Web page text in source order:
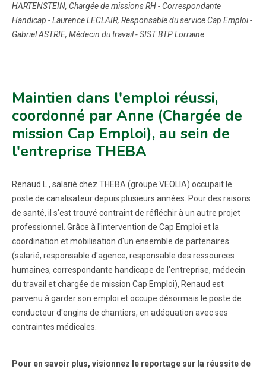
HARTENSTEIN, Chargée de missions RH - Correspondante
Handicap - Laurence LECLAIR, Responsable du service Cap Emploi-
Gabriel ASTRIE, Médecin du travail - SIST BTP Lorraine
Maintien dans l'emploi réussi,
coordonné par Anne (Chargée de
mission Cap Emploi), au sein de
l'entreprise THEBA
Renaud L., salarié chez THEBA (groupe VEOLIA) occupait le
poste de canalisateur depuis plusieurs années. Pour des raisons
de santé, il s'est trouvé contraint de réfléchir à un autre projet
professionnel. Grâce à l'intervention de Cap Emploi et la
coordination et mobilisation d'un ensemble de partenaires
(salarié, responsable d'agence, responsable des ressources
humaines, correspondante handicape de l'entreprise, médecin
du travail et chargée de mission Cap Emploi), Renaud est
parvenu à garder son emploi et occupe désormais le poste de
conducteur d'engins de chantiers, en adéquation avec ses
contraintes médicales.
Pour en savoir plus, visionnez le reportage sur la réussite de